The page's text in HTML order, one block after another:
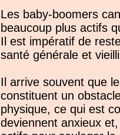
Les baby-boomers
beaucoup plus actifs
Il est impératif de
santé générale et
Il arrive souvent que
constituent un
physique, ce qui est
deviennent anxieux